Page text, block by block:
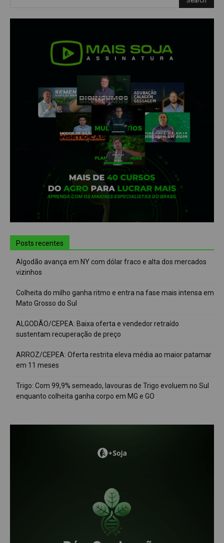
Posts recentes
Algodão avança em NY com dólar fraco e alta dos mercados
vizinhos
Colheita do milho ganha ritmo e entra na fase mais intensa em
Mato Grosso do Sul
ALGODÃO/CEPEA: Baixa oferta e vendedor retraído
sustentam recuperação de preço
ARROZ/CEPEA: Oferta restrita eleva média ao maior patamar
em 11 meses
Trigo: Com 99,9% semeado, lavouras de Trigo evoluem no Sul
enquanto colheita ganha corpo em MG e GO